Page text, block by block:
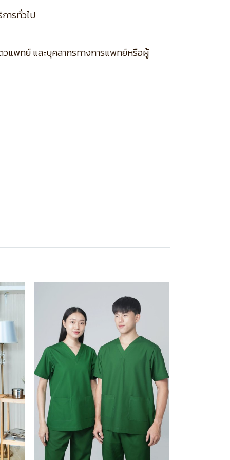
ารทั่วไป
แพทย์ และบุคลากรทางการแพทย์หรือผู้